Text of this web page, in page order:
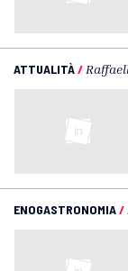
ATTUALITÀ/
ENOGASTRONOMIA/